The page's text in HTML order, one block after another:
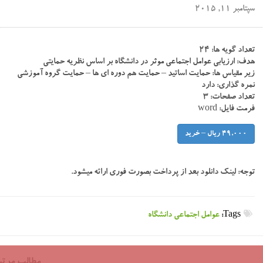
سپتامبر 11, 2015
تعداد گویه ها: ۲۴
هدف: ارزیابی عوامل اجتماعی موثر در دانشگاه بر اساس نظریه حمایتی
زیر مقیاس ها: حمایت اساتید – حمایت هم دوره ای ها – حمایت گروه آموزشی
نمره گذاری: دارد
تعداد صفحات: ۳
فرمت فایل: word
49,000 ریال – خرید
توجه: لینک دانلود بعد از پرداخت بصورت فوری ارائه میشود.
عوامل اجتماعی دانشگاه